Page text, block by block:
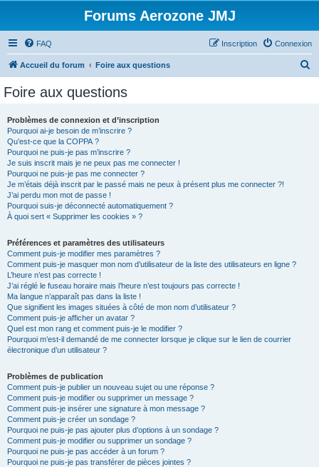
Forums Aerozone JMJ
FAQ Connexion
Inscription
Accueil du forum Foire aux questions
Foire aux questions
Problèmes de connexion et d’inscription
Pourquoi ai-je besoin de m’inscrire ?
Qu’est-ce que la COPPA ?
Pourquoi ne puis-je pas m’inscrire ?
Je suis inscrit mais je ne peux pas me connecter !
Pourquoi ne puis-je pas me connecter ?
Je m’étais déjà inscrit par le passé mais ne peux à présent plus me connecter ?!
J’ai perdu mon mot de passe !
Pourquoi suis-je déconnecté automatiquement ?
À quoi sert « Supprimer les cookies » ?
Préférences et paramètres des utilisateurs
Comment puis-je modifier mes paramètres ?
Comment puis-je masquer mon nom d’utilisateur de la liste des utilisateurs en ligne ?
L’heure n’est pas correcte !
J’ai réglé le fuseau horaire mais l’heure n’est toujours pas correcte !
Ma langue n’apparaît pas dans la liste !
Que signifient les images situées à côté de mon nom d’utilisateur ?
Comment puis-je afficher un avatar ?
Quel est mon rang et comment puis-je le modifier ?
Pourquoi m’est-il demandé de me connecter lorsque je clique sur le lien de courrier
électronique d’un utilisateur ?
Problèmes de publication
Comment puis-je publier un nouveau sujet ou une réponse ?
Comment puis-je modifier ou supprimer un message ?
Comment puis-je insérer une signature à mon message ?
Comment puis-je créer un sondage ?
Pourquoi ne puis-je pas ajouter plus d’options à un sondage ?
Comment puis-je modifier ou supprimer un sondage ?
Pourquoi ne puis-je pas accéder à un forum ?
Pourquoi ne puis-je pas transférer de pièces jointes ?